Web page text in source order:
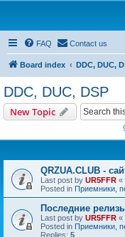
FAQ Contact us
Board index DDC, DUC,
DDC, DUC, DSP
New Topic
QRZUA.CLUB -
Last post by UR5FFR «
Posted in Приемники,
Последние
Last post by UR5FFR «
Posted in Приемники,
Replies: 5